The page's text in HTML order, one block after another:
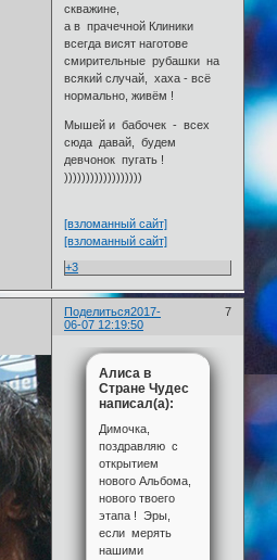
скважине,
а в прачечной Клиники
всегда висят наготове
смирительные рубашки на
всякий случай, хаха - всё
нормально, живём !
Мышей и бабочек - всех
сюда давай, будем
девчонок пугать !
))))))))))))))))))
[взломанный сайт]
[взломанный сайт]
+3
Поделиться 7
2017-
06-07 12:19:50
Алиса в
Стране Чудес
написал(а):
Димочка,
поздравляю с
открытием
нового Альбома,
нового твоего
этапа ! Эры,
если мерять
нашими